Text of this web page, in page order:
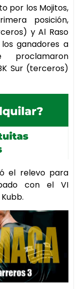
por los Mojitos,
posición,
y Al Raso
ganadores a
Sur (terceros)
el relevo para
con el VI